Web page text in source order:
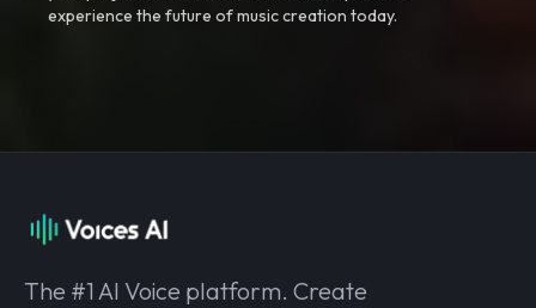
experience the future of music creation today.
The #1 AI Voice platform. Create